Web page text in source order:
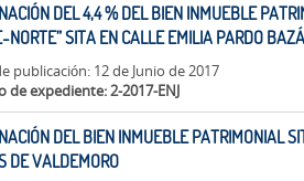
DEL 4,4 % DEL BIEN INMUEBLE
NORTE” SITA EN CALLE EMILIA PARDO
publicación: 12 de Junio de 2017
de expediente: 2-2017-ENJ
DEL BIEN INMUEBLE PATRIMONIAL
DE VALDEMORO